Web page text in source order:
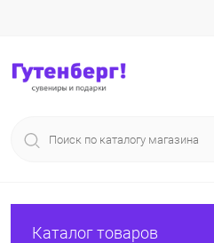
Каталог товаров